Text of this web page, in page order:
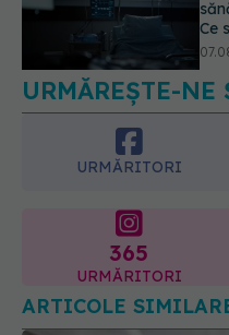
URMĂREȘTE-
URMĂRITORI
URMĂRITORI
ARTICOLE SIMILARE